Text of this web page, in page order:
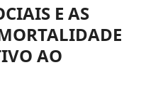
E AS
AO